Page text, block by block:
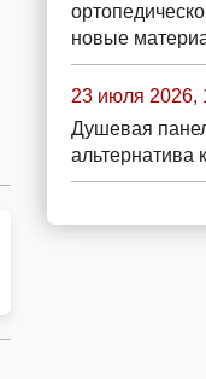
новые
23 июля 2026,
Душевая
альтернатива